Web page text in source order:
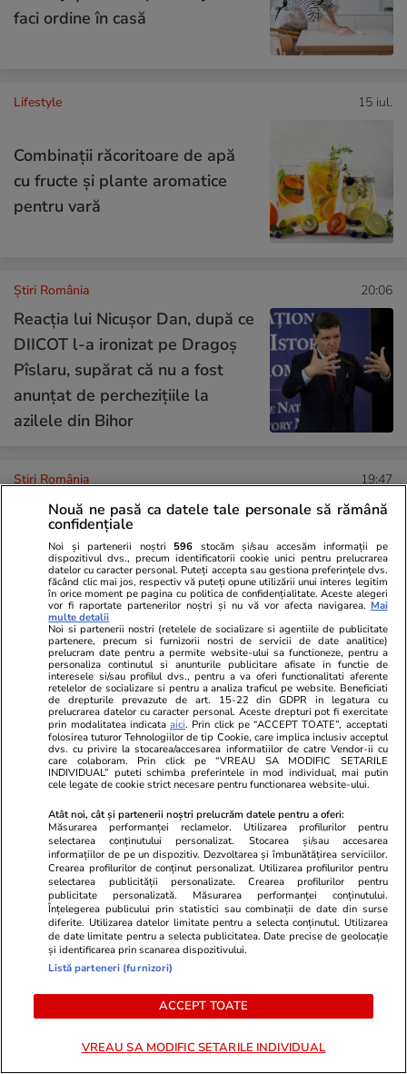
faci ordine în casă
Lifestyle 15 iul.
Combinaţii răcoritoare de apă
cu fructe şi plante aromatice
pentru vară
Știri România 20:06
Reacția lui Nicușor Dan, după ce
DIICOT l-a ironizat pe Dragoș
Pîslaru, supărat că nu a fost
anunțat de perchezițiile la
azilele din Bihor
Știri România 19:47
Un Mercedes cu numere de
Anglia a blocat DN7 după ce a
fost lăsat pe șosea. Cât l-a
costat pe șofer „parcarea” pe
Valea Oltului și ce explicație le-
a dat polițiștilor
Știri România 18:52
Diana Șoșoacă a fost trimisă în
judecată pentru lipsire de
libertate în cazul scandalului cu
jurnaliștii de la Rai Uno
Știri România 17:45
Dunărea a atins cel mai mic
debit din ultimii 30 de ani.
Restricții la irigații și măsuri de
Nouă ne pasă ca datele tale personale să rămână
confidențiale
Noi și partenerii noștri 596 stocăm și/sau accesăm informații pe
dispozitivul dvs., precum identificatorii cookie unici pentru prelucrarea
datelor cu caracter personal. Puteți accepta sau gestiona preferințele dvs.
făcând clic mai jos, respectiv vă puteți opune utilizării unui interes legitim
în orice moment pe pagina cu politica de confidențialitate. Aceste alegeri
vor fi raportate partenerilor noștri și nu vă vor afecta navigarea. Mai
multe detalii
Noi si partenerii nostri (retelele de socializare si agentiile de publicitate
partenere, precum si furnizorii nostri de servicii de date analitice)
prelucram date pentru a permite website-ului sa functioneze, pentru a
personaliza continutul si anunturile publicitare afisate in functie de
interesele si/sau profilul dvs., pentru a va oferi functionalitati aferente
retelelor de socializare si pentru a analiza traficul pe website. Beneficiati
de drepturile prevazute de art. 15-22 din GDPR in legatura cu
prelucrarea datelor cu caracter personal. Aceste drepturi pot fi exercitate
prin modalitatea indicataaici. Prin click pe “ACCEPT TOATE”, acceptati
folosirea tuturor Tehnologiilor de tip Cookie, care implica inclusiv acceptul
dvs. cu privire la stocarea/accesarea informatiilor de catre Vendor-ii cu
care colaboram. Prin click pe “VREAU SA MODIFIC SETARILE
INDIVIDUAL” puteti schimba preferintele in mod individual, mai putin
cele legate de cookie strict necesare pentru functionarea website-ului.
Atât noi, cât și partenerii noștri prelucrăm datele pentru a oferi:
Măsurarea performanței reclamelor. Utilizarea profilurilor pentru
selectarea conținutului personalizat. Stocarea și/sau accesarea
informațiilor de pe un dispozitiv. Dezvoltarea și îmbunătățirea serviciilor.
Crearea profilurilor de conținut personalizat. Utilizarea profilurilor pentru
selectarea publicității personalizate. Crearea profilurilor pentru
publicitate personalizată. Măsurarea performanței conținutului.
Înțelegerea publicului prin statistici sau combinații de date din surse
diferite. Utilizarea datelor limitate pentru a selecta conținutul. Utilizarea
de date limitate pentru a selecta publicitatea. Date precise de geolocație
și identificarea prin scanarea dispozitivului.
Listă parteneri (furnizori)
ACCEPT TOATE
VREAU SA MODIFIC SETARILE INDIVIDUAL